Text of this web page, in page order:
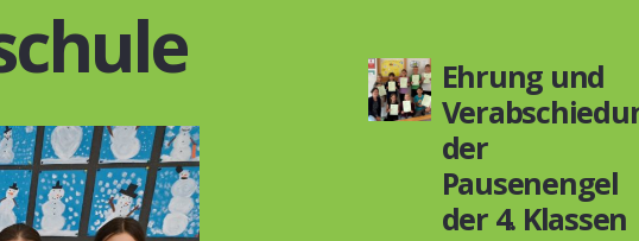
Ehrung und
der
Pausenengel
der 4. Klassen